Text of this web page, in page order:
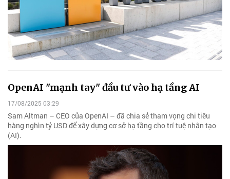
OpenAI "mạnh tay" đầu tư vào hạ tầng AI
17/08/2025 03:29
Sam Altman – CEO của OpenAI – đã chia sẻ tham vọng chi tiêu
hàng nghìn tỷ USD để xây dựng cơ sở hạ tầng cho trí tuệ nhân tạo
(AI).